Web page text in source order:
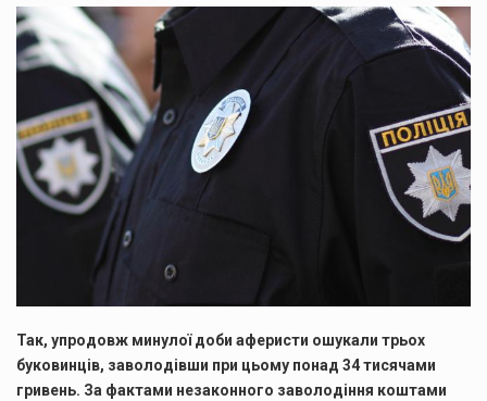
Так, упродовж минулої доби аферисти ошукали трьох
буковинців, заволодівши при цьому понад 34 тисячами
гривень. За фактами незаконного заволодіння коштами